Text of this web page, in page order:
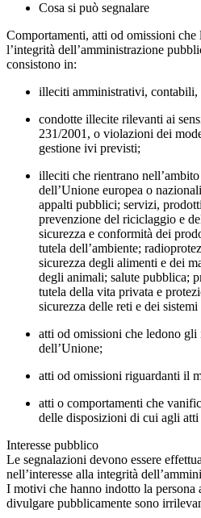
Cosa si può segnalare
Comportamenti, atti od omissioni che
l’integrità dell’amministrazione
consistono in:
illeciti amministrativi,
condotte illecite rilevanti ai
231/2001, o violazioni dei
gestione ivi previsti;
illeciti che rientrano
dell’Unione europea o
appalti pubblici; servizi,
prevenzione del riciclaggio e
sicurezza e conformità dei
tutela dell’ambiente;
sicurezza degli alimenti e dei
degli animali; salute pubblica;
tutela della vita privata e
sicurezza delle reti e dei
atti od omissioni che ledono gli
dell’Unione;
atti od omissioni riguardanti il
atti o comportamenti che
delle disposizioni di cui agli atti
Interesse pubblico
Le segnalazioni devono essere
nell’interesse alla integrità
I motivi che hanno indotto la persona
divulgare pubblicamente sono